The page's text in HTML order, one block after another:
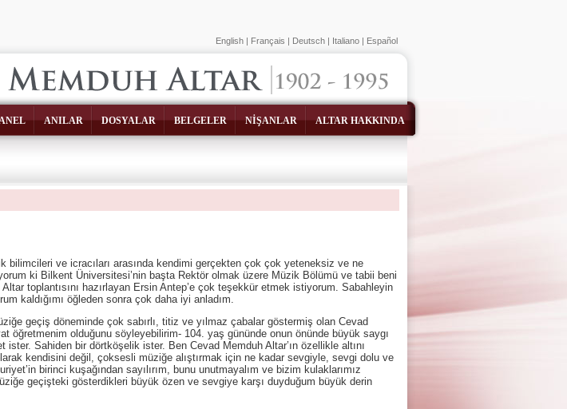
ANILAR DOSYALAR BELGELER NİŞANLAR ALTAR HAKKINDA
English | Français | Deutsch | Italiano | Español
ve icracıları arasında kendimi gerçekten çok çok yeteneksiz ve ne
ki Bilkent Üniversitesi’nin başta Rektör olmak üzere Müzik Bölümü ve tabii beni
toplantısını hazırlayan Ersin Antep’e çok teşekkür etmek istiyorum. Sabahleyin
kaldığımı öğleden sonra çok daha iyi anladım.
döneminde çok sabırlı, titiz ve yılmaz çabalar göstermiş olan Cevad
öğretmenim olduğunu söyleyebilirim- 104. yaş gününde onun önünde büyük saygı
Sahiden bir dörtköşelik ister. Ben Cevad Memduh Altar’ın özellikle altını
kendisini değil, çoksesli müziğe alıştırmak için ne kadar sevgiyle, sevgi dolu ve
birinci kuşağından sayılırım, bunu unutmayalım ve bizim kulaklarımız
geçişteki gösterdikleri büyük özen ve sevgiye karşı duyduğum büyük derin